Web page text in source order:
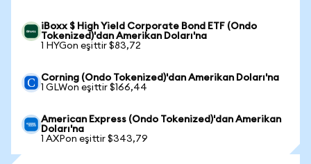
iBoxx $ High Yield Corporate Bond ETF (Ondo
Tokenized)'dan Amerikan Doları'na
1 HYGon eşittir $83,72
Corning (Ondo Tokenized)'dan Amerikan Doları'na
1 GLWon eşittir $166,44
American Express (Ondo Tokenized)'dan Amerikan
Doları'na
1 AXPon eşittir $343,79